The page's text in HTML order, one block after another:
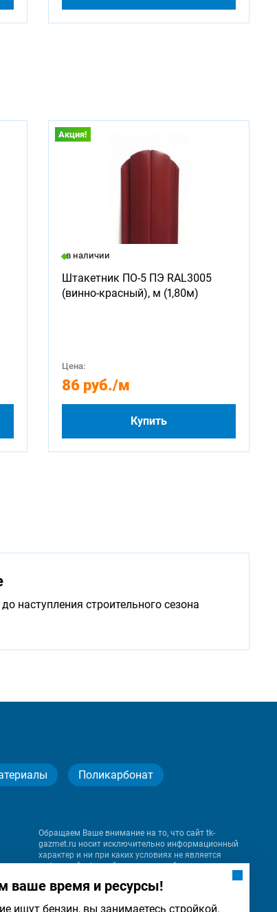
Акция!
в наличии
Штакетник ПО-5 ПЭ RAL3005
(винно-красный), м (1,80м)
Цена:
86 руб./м
Купить
наступления строительного сезона
Поликарбонат
Обращаем Ваше внимание на то, что сайт tk-
gazmet.ru носит исключительно информационный
характер и ни при каких условиях не является
публичной офертой, определяемой положениями
Федерации.
ваше время и ресурсы!
ищут бензин, вы занимаетесь стройкой.